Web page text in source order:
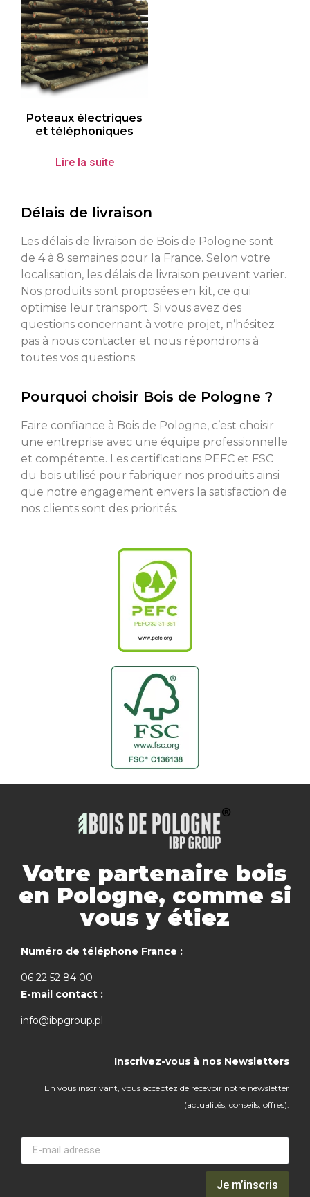
Poteaux électriques
et téléphoniques
Lire la suite
Délais de livraison
Les délais de livraison de Bois de Pologne sont
de 4 à 8 semaines pour la France. Selon votre
localisation, les délais de livraison peuvent varier.
Nos produits sont proposées en kit, ce qui
optimise leur transport. Si vous avez des
questions concernant à votre projet, n’hésitez
pas à nous contacter et nous répondrons à
toutes vos questions.
Pourquoi choisir Bois de Pologne ?
Faire confiance à Bois de Pologne, c’est choisir
une entreprise avec une équipe professionnelle
et compétente. Les certifications PEFC et FSC
du bois utilisé pour fabriquer nos produits ainsi
que notre engagement envers la satisfaction de
nos clients sont des priorités.
Votre partenaire bois
en Pologne, comme si
vous y étiez
Numéro de téléphone France :
06 22 52 84 00
E-mail contact :
info@ibpgroup.pl
Inscrivez-vous à nos Newsletters
En vous inscrivant, vous acceptez de recevoir notre newsletter
(actualités, conseils, offres).
Je m’inscris